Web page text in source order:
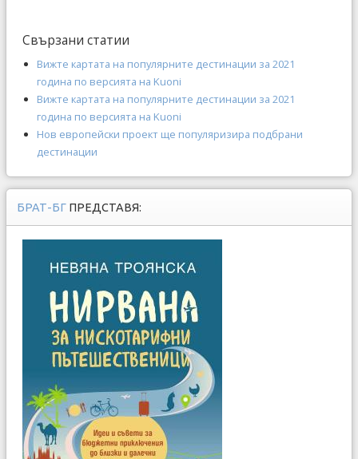
Свързани статии
Вижте картата на популярните дестинации за 2021
година по версията на Kuoni
Вижте картата на популярните дестинации за 2021
година по версията на Kuoni
Нов европейски проект ще популяризира подбрани
дестинации
БРАТ-БГ ПРЕДСТАВЯ: